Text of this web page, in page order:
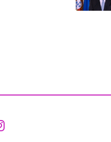
ao
Aceder ao